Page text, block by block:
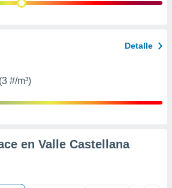
Detalle
#/m³)
en Valle Castellana